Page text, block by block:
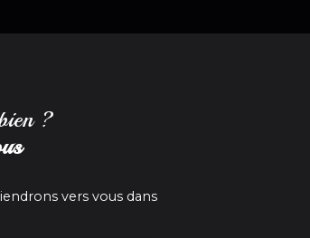
?
vers vous dans